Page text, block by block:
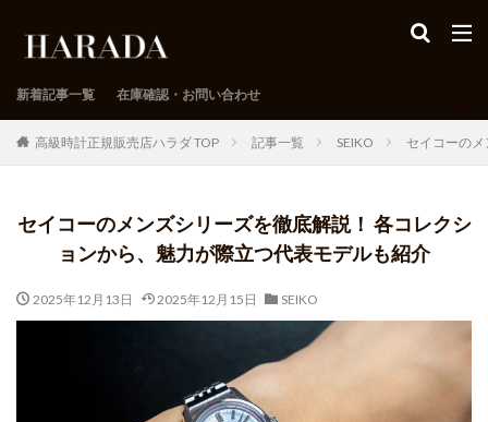
新着記事一覧 在庫確認・お問い合わせ
高級時計正規販売店ハラダ TOP 記事一覧 SEIKO セイコーの
セイコーのメンズシリーズを徹底解説！ 各コレクシ
ョンから、魅力が際立つ代表モデルも紹介
2025年12月13日 2025年12月15日 SEIKO